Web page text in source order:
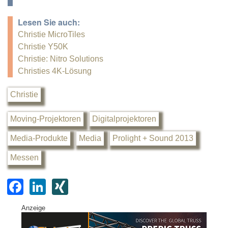
Lesen Sie auch:
Christie MicroTiles
Christie Y50K
Christie: Nitro Solutions
Christies 4K-Lösung
Christie
Moving-Projektoren Digitalprojektoren
Media-Produkte Media Prolight + Sound 2013
Messen
F
a
c
Li
k
G
Anzeige